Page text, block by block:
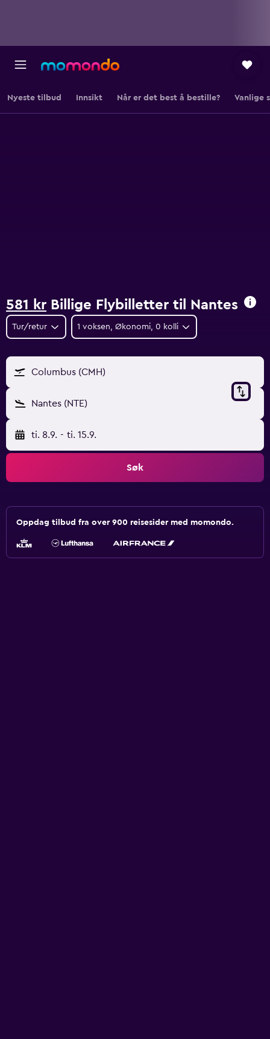
Nyeste tilbud Innsikt Når er det best å bestille? Vanlige
581 kr Billige Flybilletter til Nantes
Tur/retur 1 voksen, Økonomi, 0 kolli
Columbus (CMH)
Nantes (NTE)
ti. 8.9. - ti. 15.9.
Søk
Oppdag tilbud fra over 900 reisesider med momondo.